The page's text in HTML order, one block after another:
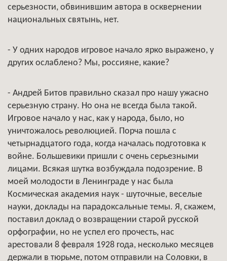
серьезности, обвинившим автора в осквернении
национальных святынь, нет.
- У одних народов игровое начало ярко выражено, у
других ослаблено? Мы, россияне, какие?
- Андрей Битов правильно сказал про нашу ужасно
серьезную страну. Но она не всегда была такой.
Игровое начало у нас, как у народа, было, но
уничтожалось революцией. Порча пошла с
четырнадцатого года, когда началась подготовка к
войне. Большевики пришли с очень серьезными
лицами. Всякая шутка возбуждала подозрение. В
моей молодости в Ленинграде у нас была
Космическая академия наук - шуточные, веселые
науки, доклады на парадоксальные темы. Я, скажем,
поставил доклад о возвращении старой русской
орфографии, но не успел его прочесть, нас
арестовали 8 февраля 1928 года, несколько месяцев
держали в тюрьме, потом отправили на Соловки, в